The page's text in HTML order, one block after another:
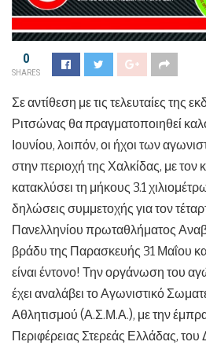
0
SHARES
Σε αντίθεση με τις τελευταίες της
Ριτσώνας θα πραγματοποιηθεί
Ιουνίου, λοιπόν, οι ήχοι των
στην περιοχή της Χαλκίδας, με τον
κατακλύσει τη μήκους 3.1
δηλώσεις συμμετοχής για τον
Πανελληνίου πρωταθλήματος
βράδυ της Παρασκευής 31 Μαΐου
είναι έντονο! Την οργάνωση του
έχει αναλάβει το Αγωνιστικό
Αθλητισμού (Α.Σ.Μ.Α.), με την
Περιφέρειας Στερεάς Ελλάδας,